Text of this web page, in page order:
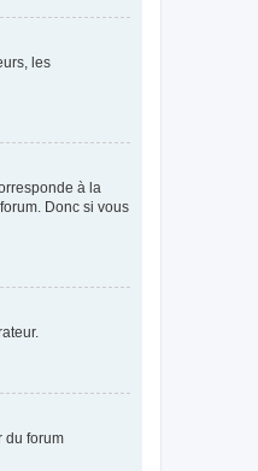
les
à la
Donc si vous
du forum